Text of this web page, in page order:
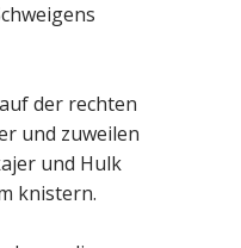
der rechten
und zuweilen
und Hulk
knistern.